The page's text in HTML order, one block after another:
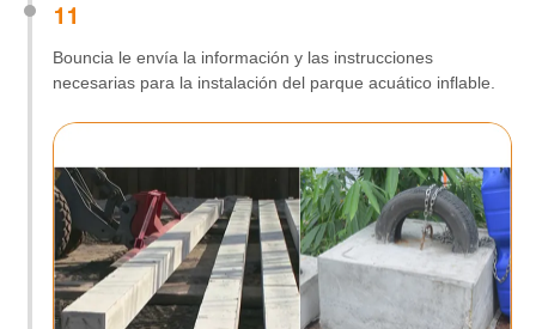
11
Bouncia le envía la información y las instrucciones
necesarias para la instalación del parque acuático inflable.